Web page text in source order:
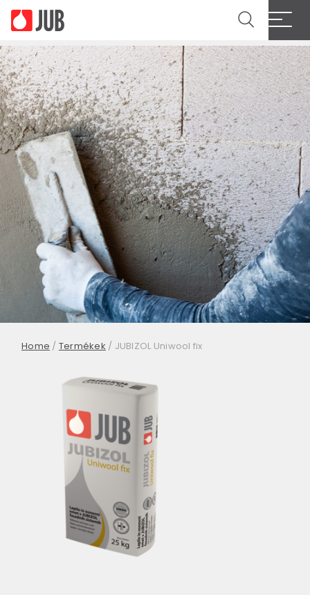
Home / Termékek / JUBIZOL Uniwool fix